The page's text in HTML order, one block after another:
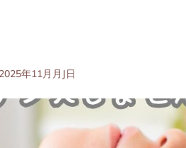
2025年11月月J日